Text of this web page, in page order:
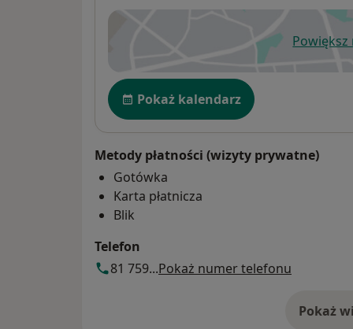
Powiększ
Dostępność
Pokaż kalendarz
Metody płatności (wizyty prywatne)
Gotówka
Karta płatnicza
Blik
Telefon
81 759...Pokaż numer telefonu
Pokażo